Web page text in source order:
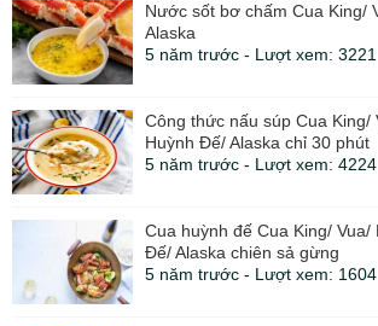
Nước sốt bơ chấm Cua King/
Alaska
5 năm trước - Lượt xem: 3221
Công thức nấu súp Cua King/
Huỳnh Đế/ Alaska chỉ 30 phút
5 năm trước - Lượt xem: 4224
Cua huỳnh đế Cua King/
Đế/ Alaska chiên sả gừng
5 năm trước - Lượt xem: 1604